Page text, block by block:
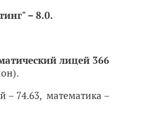
– 8.0.
лицей 366
– 74.63, математика –